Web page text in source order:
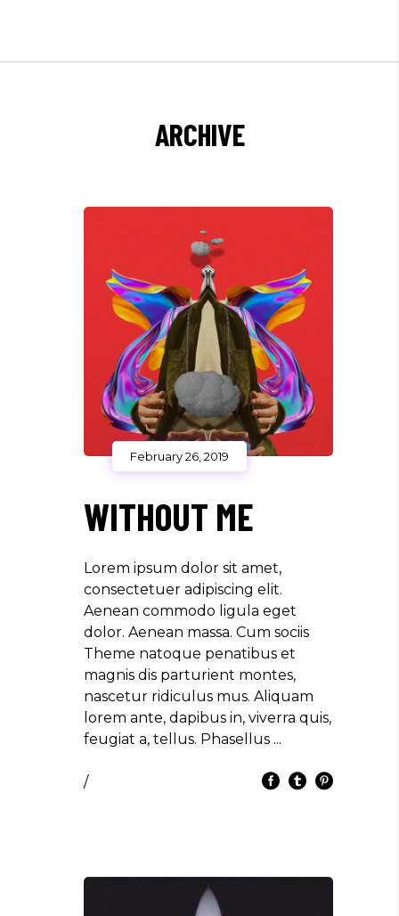
ARCHIVE
February 26, 2019
WITHOUT ME
Lorem ipsum dolor sit amet,
consectetuer adipiscing elit.
Aenean commodo ligula eget
dolor. Aenean massa. Cum sociis
Theme natoque penatibus et
magnis dis parturient montes,
nascetur ridiculus mus. Aliquam
lorem ante, dapibus in, viverra quis,
feugiat a, tellus. Phasellus
/